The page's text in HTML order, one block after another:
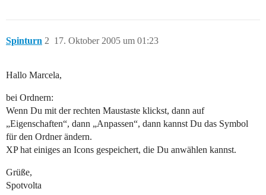
Spinturn 17. Oktober 2005 um 01:23
2
Hallo Marcela,
bei Ordnern:
Wenn Du mit der rechten Maustaste klickst, dann auf
„Eigenschaften“, dann „Anpassen“, dann kannst Du das Symbol
für den Ordner ändern.
XP hat einiges an Icons gespeichert, die Du anwählen kannst.
Grüße,
Spotvolta